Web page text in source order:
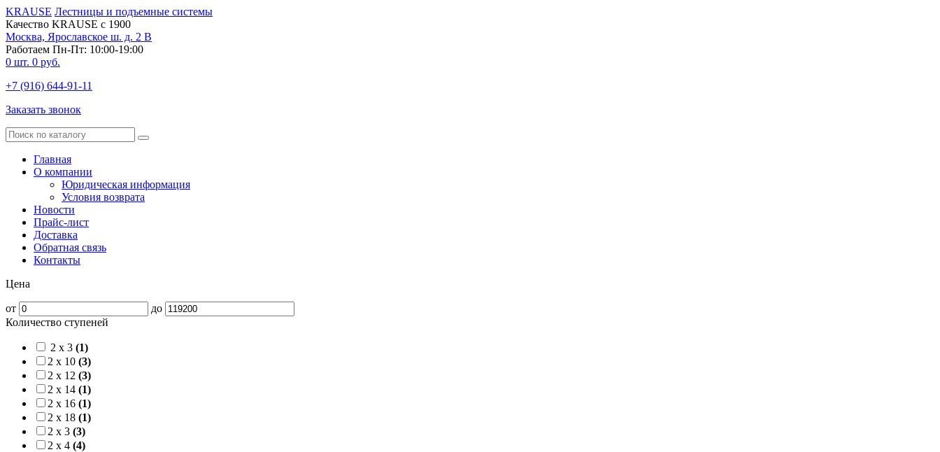
KRAUSE Лестницы и подъемные системы
Качество KRAUSE с 1900
Москва, Ярославское ш. д. 2 В
Работаем Пн-Пт: 10:00-19:00
0 шт. 0 руб.
+7 (916) 644-91-11
Заказать звонок
Главная
О компании
Юридическая информация
Условия возврата
Новости
Прайс-лист
Доставка
Обратная связь
Контакты
Цена
от
до
Количество ступеней
2 x 3 (1)
2 x 10 (3)
2 x 12 (3)
2 x 14 (1)
2 x 16 (1)
2 x 18 (1)
2 x 3 (3)
2 x 4 (4)